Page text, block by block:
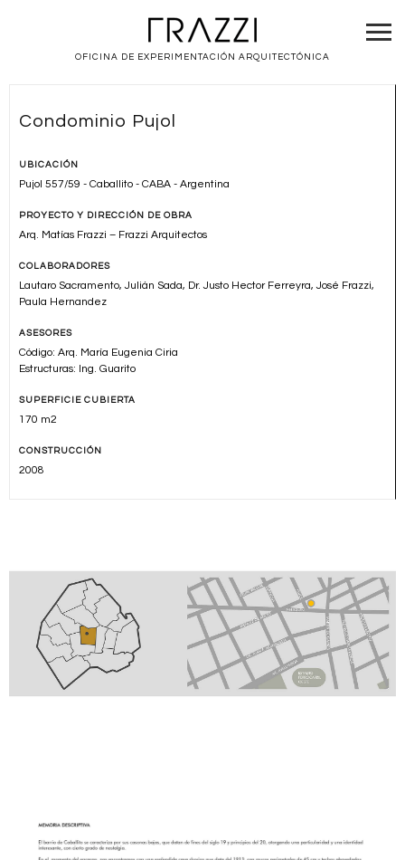
OFICINA DE EXPERIMENTACIÓN ARQUITECTÓNICA
Condominio Pujol
UBICACIÓN
Pujol 557/59 - Caballito - CABA - Argentina
PROYECTO Y DIRECCIÓN DE OBRA
Arq. Matías Frazzi – Frazzi Arquitectos
COLABORADORES
Lautaro Sacramento, Julián Sada, Dr. Justo Hector Ferreyra, José Frazzi,
Paula Hernandez
ASESORES
Código: Arq. María Eugenia Ciria
Estructuras: Ing. Guarito
SUPERFICIE CUBIERTA
170 m2
CONSTRUCCIÓN
2008